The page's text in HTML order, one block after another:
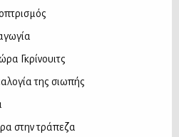
Γκρίνουιτς
της σιωπής
στην τράπεζα